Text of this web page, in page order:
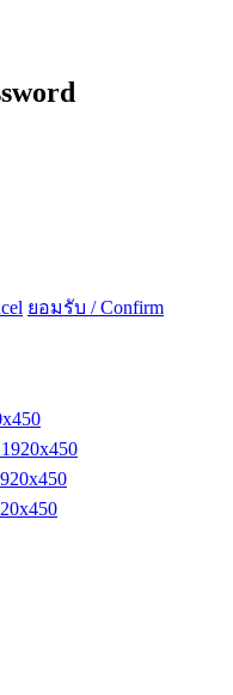
ยอมรับ / Confirm